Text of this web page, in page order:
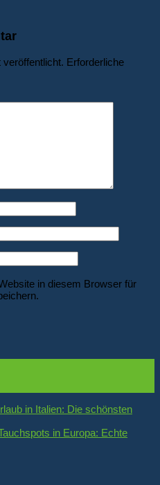
Erforderliche
in diesem Browser für
in Italien: Die schönsten
in Europa: Echte